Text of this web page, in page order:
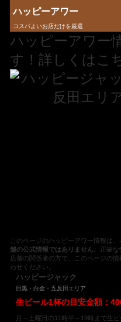
ハッピーアワー
コスパよいお店だけを厳選
ハッピーアワー
す！詳しくはこ
このページのハッピーアワー情報は
舗の公式情報ではありません 。正確
店舗の関係者の方で、このページの
わせください。
ハッピージャック
目黒・白金・五反田エリア
生ビール1杯の目安金額：
月～土曜日の11時半～19時まで生